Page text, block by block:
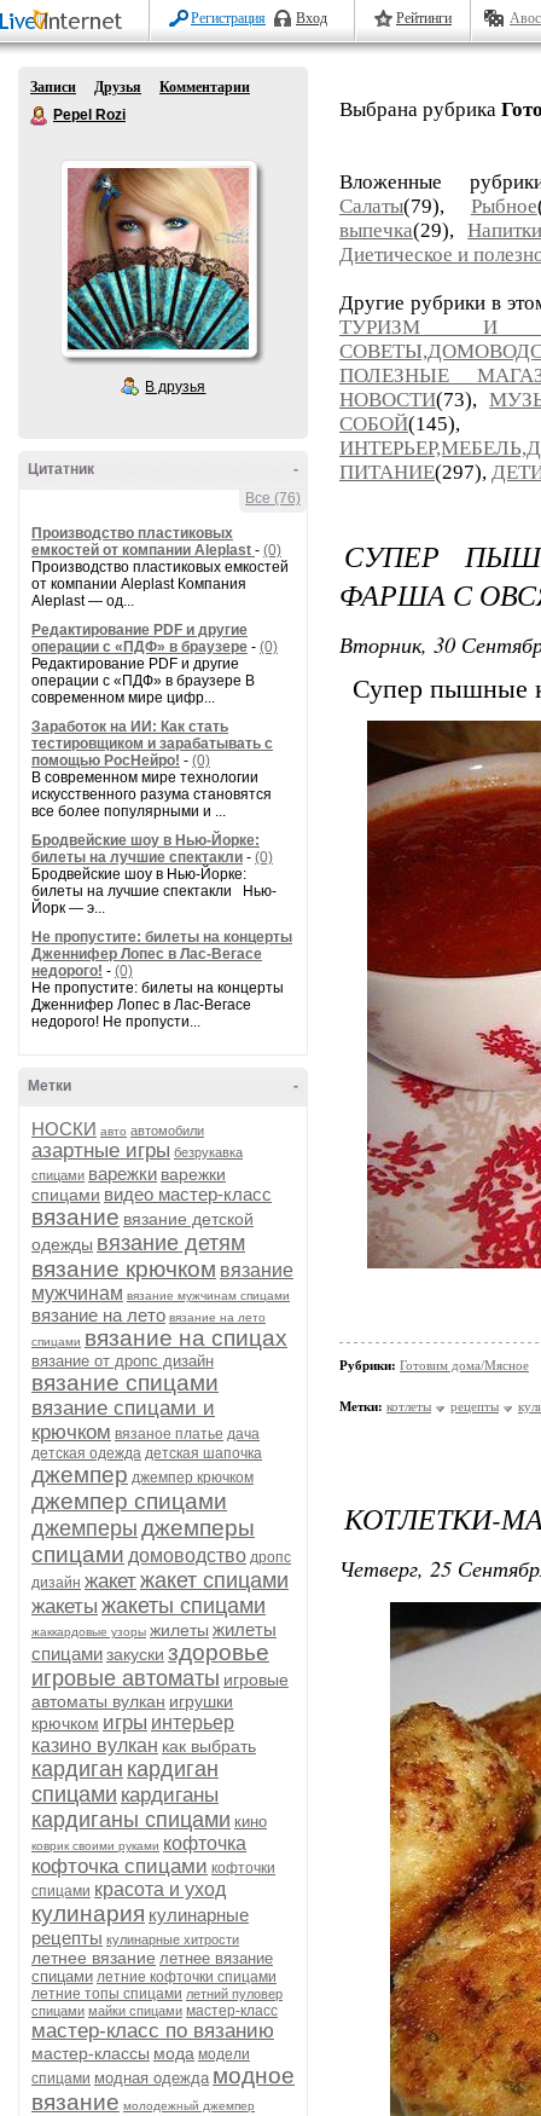
Регистрация Вход Рейтинги
Записи Друзья
Комментарии
Pepel Rozi
В друзья
-
Цитатник
Все (76)
Производство пластиковых
емкостей от компании Aleplast - (0)
Производство пластиковых емкостей
от компании Aleplast Компания
Aleplast — од...
Редактирование PDF и другие
операции с «ПДФ» в браузере - (0)
Редактирование PDF и другие
операции с «ПДФ» в браузере В
современном мире цифр...
Заработок на ИИ: Как стать
тестировщиком и зарабатывать с
помощью РосНейро! - (0)
В современном мире технологии
искусственного разума становятся
все более популярными и ...
Бродвейские шоу в Нью-Йорке:
билеты на лучшие спектакли - (0)
Бродвейские шоу в Нью-Йорке:
билеты на лучшие спектакли Нью-
Йорк — э...
Не пропустите: билеты на концерты
Дженнифер Лопес в Лас-Вегасе
недорого! - (0)
Не пропустите: билеты на концерты
Дженнифер Лопес в Лас-Вегасе
недорого! Не пропусти...
-
Метки
НОСКИ авто автомобили
азартные игры безрукавка
спицами варежки варежки
спицами видео мастер-класс
вязание вязание детской
одежды вязание детям
вязание крючком вязание
мужчинам вязание мужчинам спицами
вязание на лето вязание на лето
спицами вязание на спицах
вязание от дропс дизайн
вязание спицами
вязание спицами и
крючком вязаное платье дача
детская одежда детская шапочка
джемпер джемпер крючком
джемпер спицами
джемперы джемперы
спицами домоводство дропс
дизайн жакетжакет спицами
жакеты жакеты спицами
жаккардовые узоры жилеты жилеты
спицамизакуски здоровье
игровые автоматы игровые
автоматы вулкан игрушки
крючком игры интерьер
казино вулкан как выбрать
кардиган кардиган
спицами кардиганы
кардиганы спицами кино
коврик своими руками кофточка
кофточка спицами кофточки
спицами красота и уход
кулинария кулинарные
рецепты кулинарные хитрости
летнее вязание летнее вязание
спицами летние кофточки спицами
летние топы спицами летний пуловер
спицами майки спицами мастер-класс
мастер-класс по вязанию
мастер-классы мода модели
спицами модная одежда модное
вязание молодежный джемпер
Выбрана рубрика
Вложенные
Салаты(79), Рыбное
выпечка(29),
Диетическое и
Другие рубрики в
ТУРИЗМ И
ПОЛЕЗНЫЕ
НОВОСТИ(73),
СОБОЙ
ПИТАНИЕ(297),
СУПЕР
ФАРША С
Вторник, 30
Супер пышные
Рубрики: Готовим дома/Мясное
Метки: котлеты рецепты
КОТЛЕТКИ-
Четверг, 25